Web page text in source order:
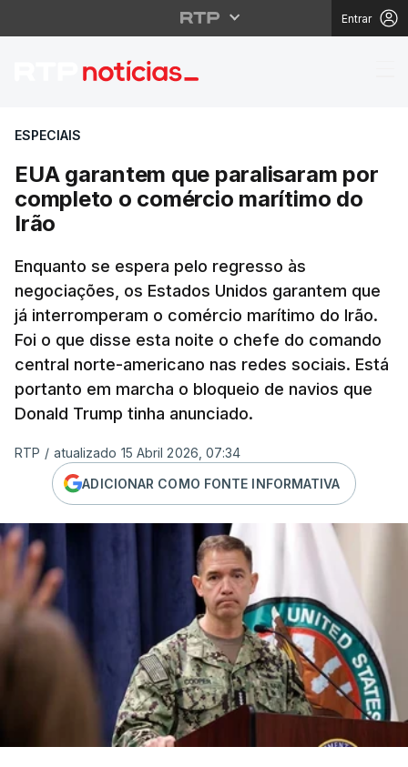
Entrar
EUA garantem que
ESPECIAIS
EUA garantem que paralisaram por
completo o comércio marítimo do
Irão
Enquanto se espera pelo regresso às
negociações, os Estados Unidos garantem que
já interromperam o comércio marítimo do Irão.
Foi o que disse esta noite o chefe do comando
central norte-americano nas redes sociais. Está
portanto em marcha o bloqueio de navios que
Donald Trump tinha anunciado.
RTP / atualizado 15 Abril 2026, 07:34
ADICIONAR COMO FONTE INFORMATIVA